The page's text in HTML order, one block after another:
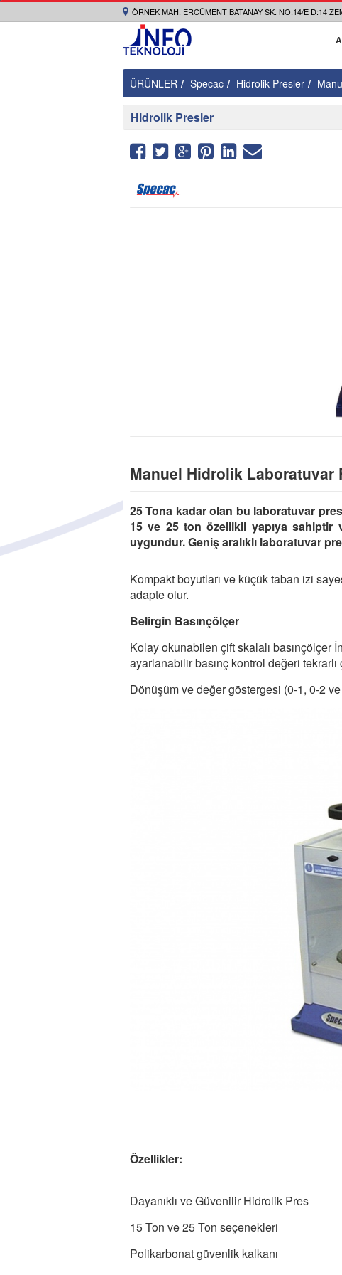
ÖRNEK MAH. ERCÜMENT BATANAY SK. NO:14/E D:14
ÜRÜNLER Specac Hidrolik Presler
Hidrolik Presler
Manuel Hidrolik Laboratuvar
25 Tona kadar olan bu laboratuvar
15 ve 25 ton özellikli yapıya sahiptir
uygundur. Geniş aralıklı laboratuvar
Kompakt boyutları ve küçük taban izi
adapte olur.
Belirgin Basınçölçer
Kolay okunabilen çift skalalı basınçölçer
ayarlanabilir basınç kontrol değeri
Dönüşüm ve değer göstergesi (0-1, 0-2
Özellikler:
Dayanıklı ve Güvenilir Hidrolik Pres
15 Ton ve 25 Ton seçenekleri
Polikarbonat güvenlik kalkanı